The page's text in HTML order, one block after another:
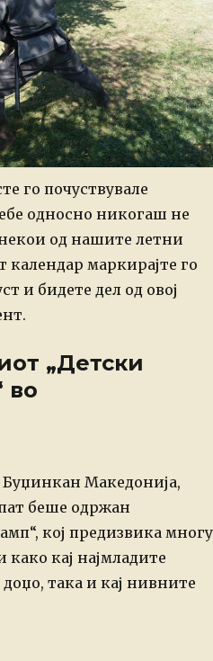
го почуствувале
односно никогаш не
некои од нашите летни
маркирајте го
и бидете дел од овој
„Детски
во
Буџинкан Македонија,
беше одржан
кој предизвика многу
кај најмладите
така и кај нивните